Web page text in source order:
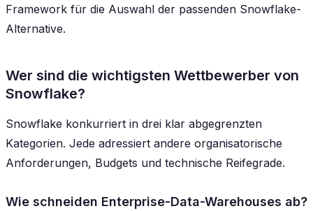
Framework für die Auswahl der passenden Snowflake-
Alternative.
Wer sind die wichtigsten Wettbewerber von
Snowflake?
Snowflake konkurriert in drei klar abgegrenzten
Kategorien. Jede adressiert andere organisatorische
Anforderungen, Budgets und technische Reifegrade.
Wie schneiden Enterprise-Data-Warehouses ab?